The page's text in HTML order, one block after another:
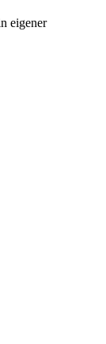
eigener